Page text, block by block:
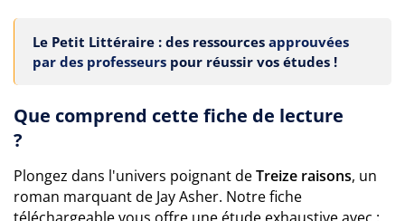
Le Petit Littéraire : des ressources approuvées
par des professeurs pour réussir vos études !
Que comprend cette fiche de lecture
?
Plongez dans l'univers poignant deTreize raisons, un
roman marquant de Jay Asher. Notre fiche